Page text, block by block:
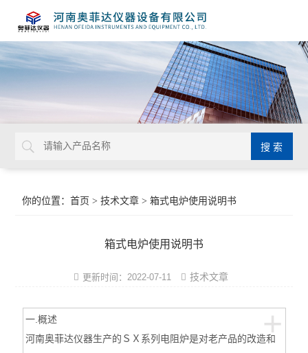
你的位置：首页 >技术文章 > 箱式电炉使用说明书
箱式电炉使用说明书
更新时间：2022-07-11 技术文章
+
一.概述
河南奥菲达仪器生产的ＳＸ系列电阻炉是对老产品的改造和